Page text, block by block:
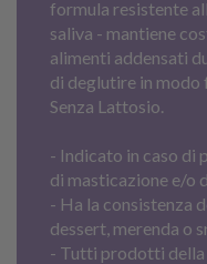
formula resistente
saliva - mantiene
alimenti addensati
di deglutire in modo
Senza Lattosio.
- Indicato in caso di
di masticazione e/o
- Ha la consistenza
dessert, merenda o
- Tutti prodotti della